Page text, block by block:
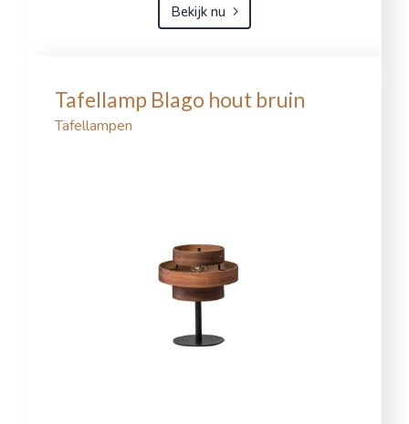
Bekijk nu
Tafellamp Blago hout bruin
Tafellampen